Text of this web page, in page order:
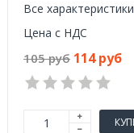
Все характеристики
Цена с НДС
105 руб 114 руб